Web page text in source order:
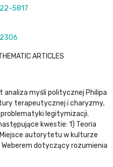
5817
ARTICLES
analiza myśli politycznej Philipa
terapeutycznej i charyzmy,
legitymizacji.
kwestie: 1) Teoria
autorytetu w kulturze
dotyczący rozumienia